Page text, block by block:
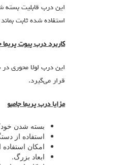
این درب قابلیت بسته
استفاده شده ثابت
کاربرد درب پیوت پریما
این درب لولا محوری در
قرار می‌گیرد.
مزایا درب پریما جامبو
بسته شدن
استفاده از
امکان
ابعاد بزرگ.